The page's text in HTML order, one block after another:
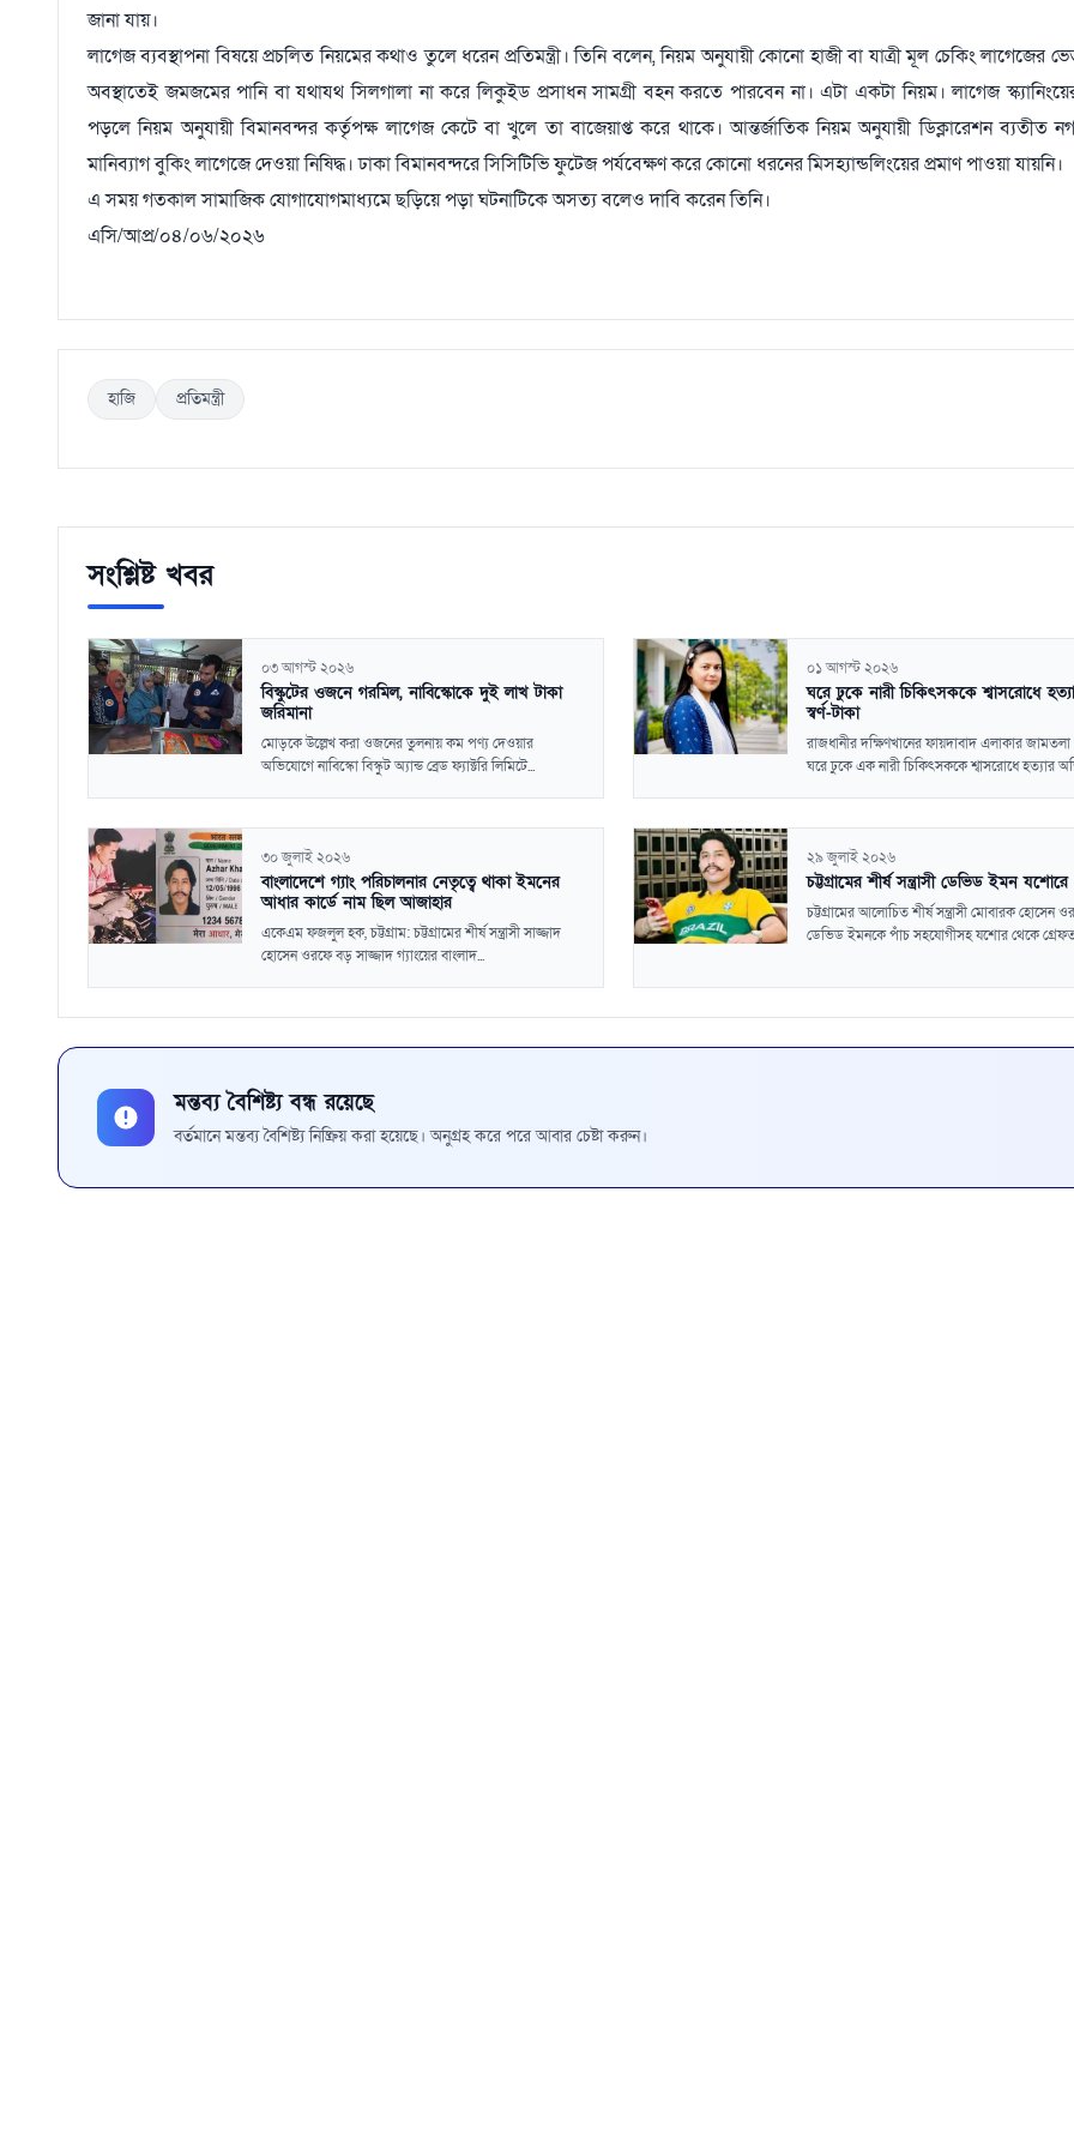
জানা যায়।
লাগেজ ব্যবস্থাপনা বিষয়ে প্রচলিত নিয়মের কথাও তুলে ধরেন প্রতিমন্ত্রী। তিনি বলেন, নিয়ম অনুযায়ী কোনো হাজী বা যাত্রী মূল চেকিং লাগেজের
অবস্থাতেই জমজমের পানি বা যথাযথ সিলগালা না করে লিকুইড প্রসাধন সামগ্রী বহন করতে পারবেন না। এটা একটা নিয়ম। লাগেজ
পড়লে নিয়ম অনুযায়ী বিমানবন্দর কর্তৃপক্ষ লাগেজ কেটে বা খুলে তা বাজেয়াপ্ত করে থাকে। আন্তর্জাতিক নিয়ম অনুযায়ী ডিক্লারেশন ব্যতীত
মানিব্যাগ বুকিং লাগেজে দেওয়া নিষিদ্ধ। ঢাকা বিমানবন্দরে সিসিটিভি ফুটেজ পর্যবেক্ষণ করে কোনো ধরনের মিসহ্যান্ডলিংয়ের প্রমাণ পাওয়া যায়নি।
এ সময় গতকাল সামাজিক যোগাযোগমাধ্যমে ছড়িয়ে পড়া ঘটনাটিকে অসত্য বলেও দাবি করেন তিনি।
এসি/আপ্র/০৪/০৬/২০২৬
হাজি প্রতিমন্ত্রী
সংশ্লিষ্ট খবর
০৩ আগস্ট ২০২৬
বিস্কুটের ওজনে গরমিল, নাবিস্কোকে দুই লাখ টাকা
জরিমানা
মোড়কে উল্লেখ করা ওজনের তুলনায় কম পণ্য দেওয়ার
অভিযোগে নাবিস্কো বিস্কুট অ্যান্ড ব্রেড ফ্যাক্টরি লিমিটে...
০১ আগস্ট ২০২৬
ঘরে ঢুকে নারী চিকিৎসককে শ্বাসরোধে
স্বর্ণ-টাকা
রাজধানীর দক্ষিণখানের ফায়দাবাদ এলাকার
ঘরে ঢুকে এক নারী চিকিৎসককে শ্বাসরোধে হত্যার
৩০ জুলাই ২০২৬
বাংলাদেশে গ্যাং পরিচালনার নেতৃত্বে থাকা ইমনের
আধার কার্ডে নাম ছিল আজাহার
একেএম ফজলুল হক, চট্টগ্রাম: চট্টগ্রামের শীর্ষ সন্ত্রাসী সাজ্জাদ
হোসেন ওরফে বড় সাজ্জাদ গ্যাংয়ের বাংলাদ...
২৯ জুলাই ২০২৬
চট্টগ্রামের শীর্ষ সন্ত্রাসী ডেভিড ইমন
চট্টগ্রামের আলোচিত শীর্ষ সন্ত্রাসী মোবারক হোসেন
ডেভিড ইমনকে পাঁচ সহযোগীসহ যশোর থেকে
মন্তব্য বৈশিষ্ট্য বন্ধ রয়েছে
বর্তমানে মন্তব্য বৈশিষ্ট্য নিষ্ক্রিয় করা হয়েছে। অনুগ্রহ করে পরে আবার চেষ্টা করুন।